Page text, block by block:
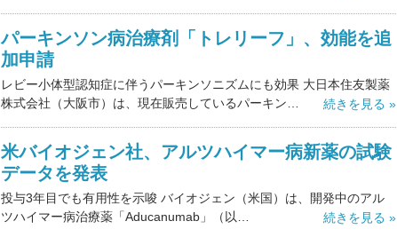
パーキンソン病治療剤「トレリーフ」、効能を追
加申請
レビー小体型認知症に伴うパーキンソニズムにも効果 大日本住友製薬
株式会社（大阪市）は、現在販売しているパーキン…
続きを見る »
米バイオジェン社、アルツハイマー病新薬の試験
データを発表
投与3年目でも有用性を示唆 バイオジェン（米国）は、開発中のアル
ツハイマー病治療薬「Aducanumab」（以…
続きを見る »